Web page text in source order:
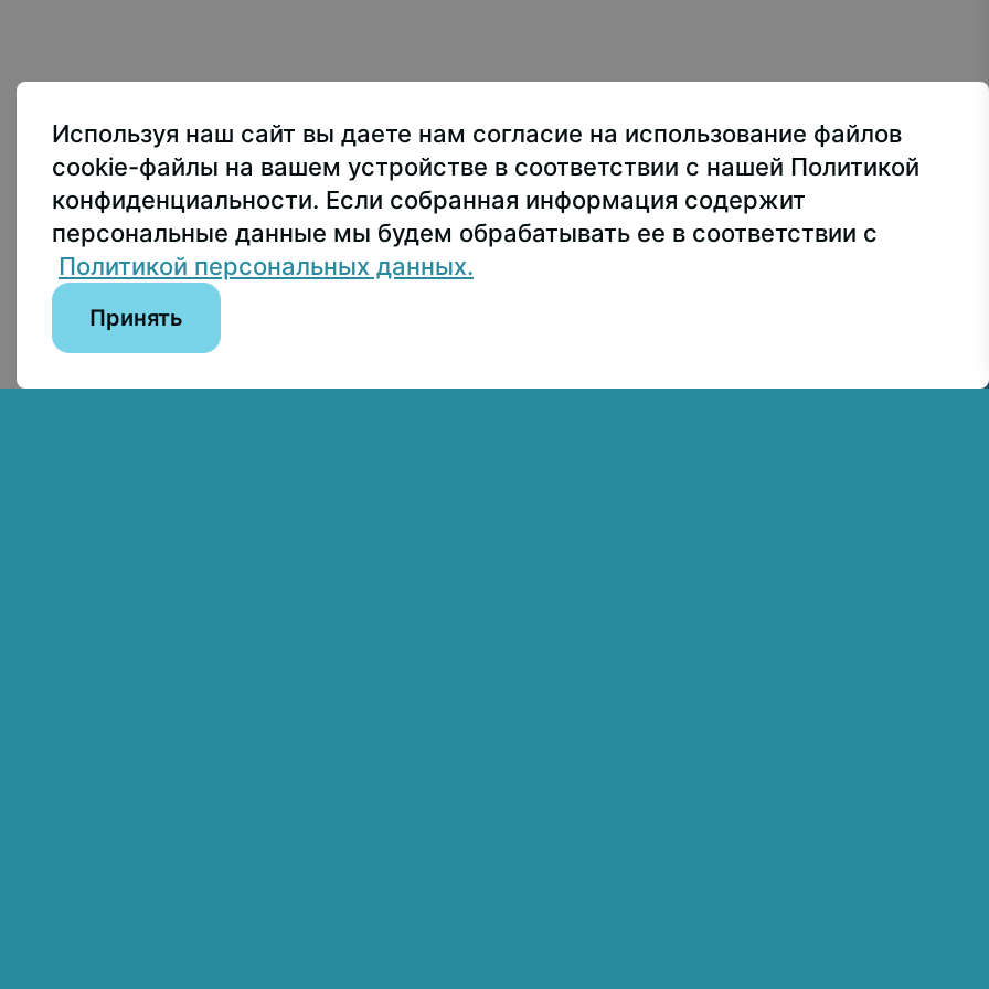
Используя наш сайт вы даете нам согласие на использование файлов
cookie-файлы на вашем устройстве в соответствии с нашей Политикой
конфиденциальности. Если собранная информация содержит
персональные данные мы будем обрабатывать ее в соответствии с
Политикой персональных данных.
Принять
по лицензии:
4.0 International
Приёмная ректора
+7 499 160-92-00
Приёмная комиссия +7 499 748-32-20
Пресс-служба +7 499 160-92-00 (доб. 1191)
Сведения об образовательной организации